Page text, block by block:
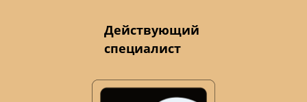
Действующий
специалист